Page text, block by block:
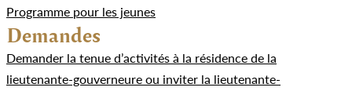
Programme pour les jeunes
Demandes
Demander la tenue d’activités à la résidence de la
lieutenante-gouverneure ou inviter la lieutenante-